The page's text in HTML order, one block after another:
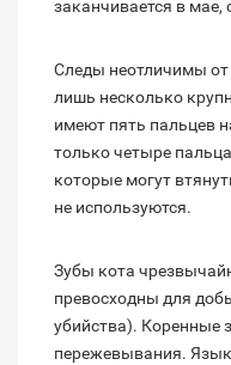
заканчивается в мае,
Следы неотличимы
лишь несколько
имеют пять пальцев
только четыре
которые могут
не используются.
Зубы кота
превосходны для
убийства). Коренные
пережевывания.